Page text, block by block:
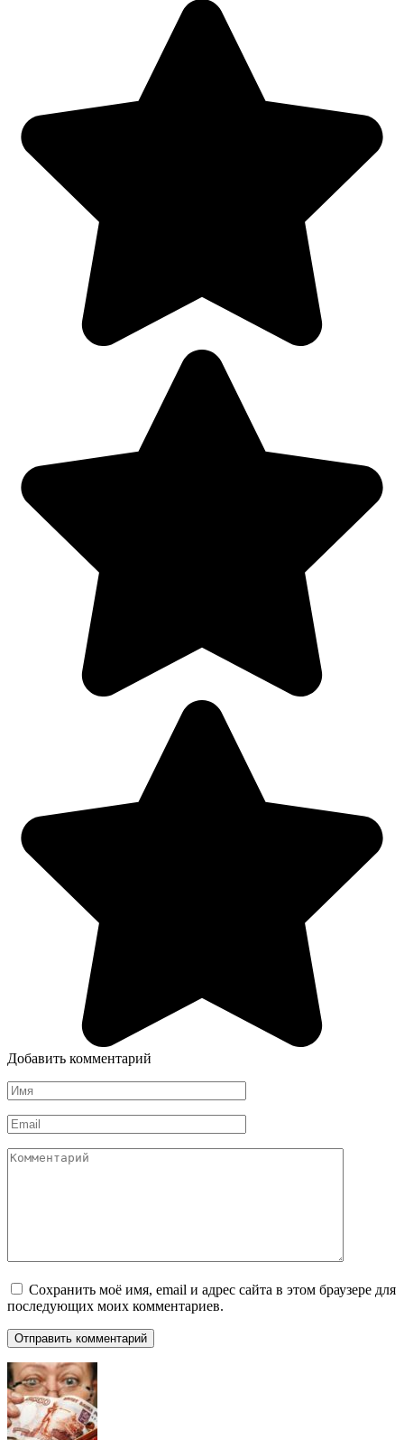
Добавить комментарий
Имя
*
Email
*
Комментарий
Сохранить моё имя, email и адрес сайта в этом браузере для
последующих моих комментариев.